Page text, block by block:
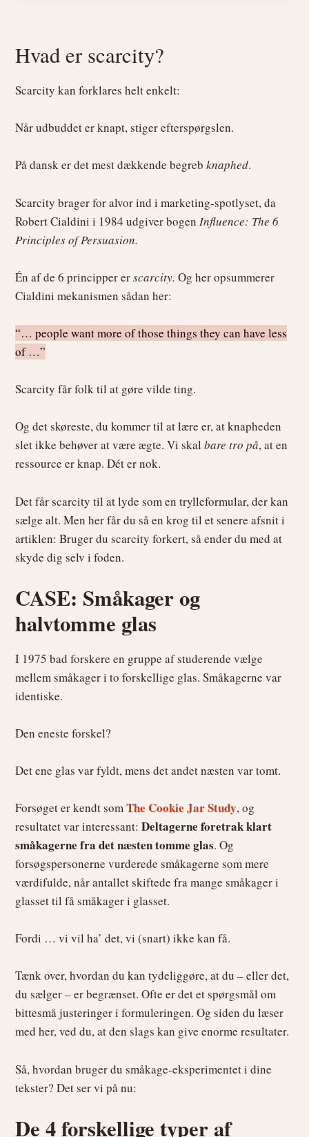
Hvad er scarcity?
Scarcity kan forklares helt enkelt:
Når udbuddet er knapt, stiger efterspørgslen.
På dansk er det mest dækkende begrebknaphed.
Scarcity brager for alvor ind i marketing-spotlyset, da
Robert Cialdini i 1984 udgiver bogenInfluence: The 6
Principles of Persuasion.
Én af de 6 principper erscarcity. Og her opsummerer
Cialdini mekanismen sådan her:
“… people want more of those things they can have less
of …”
Scarcity får folk til at gøre vilde ting.
Og det skøreste, du kommer til at lære er, at knapheden
slet ikke behøver at være ægte. Vi skalbare tro på, at en
ressource er knap. Dét er nok.
Det får scarcity til at lyde som en trylleformular, der kan
sælge alt. Men her får du så en krog til et senere afsnit i
artiklen: Bruger du scarcity forkert, så ender du med at
skyde dig selv i foden.
CASE: Småkager og
halvtomme glas
I 1975 bad forskere en gruppe af studerende vælge
mellem småkager i to forskellige glas. Småkagerne var
identiske.
Den eneste forskel?
Det ene glas var fyldt, mens det andet næsten var tomt.
Forsøget er kendt somThe Cookie Jar Study, og
resultatet var interessant:Deltagerne foretrak klart
småkagerne fra det næsten tomme glas. Og
forsøgspersonerne vurderede småkagerne som mere
værdifulde, når antallet skiftede fra mange småkager i
glasset til få småkager i glasset.
Fordi … vi vil ha’ det, vi (snart) ikke kan få.
Tænk over, hvordan du kan tydeliggøre, at du – eller det,
du sælger – er begrænset. Ofte er det et spørgsmål om
bittesmå justeringer i formuleringen. Og siden du læser
med her, ved du, at den slags kan give enorme resultater.
Så, hvordan bruger du småkage-eksperimentet i dine
tekster? Det ser vi på nu:
De 4 forskellige typer af